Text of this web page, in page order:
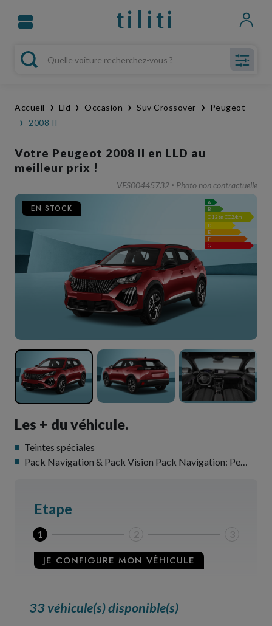
Accueil Lld Occasion Suv Crossover
Peugeot
2008 II
Votre Peugeot 2008 II en LLD au
meilleur prix !
VES00445732 Photo non contractuelle
EN STOCK
A
B
C 126g CO2/km
D
E
F
G
Les + du véhicule.
Teintes spéciales
Pack Navigation & Pack Vision Pack Navigation: Peugeot i Connect Advanced Navigation 3D connectée (cartographie Europe) avec écran tactile 10'' HD Reconnaissance vocale en langage naturel, Peugeot Connect SOS, Visiopark 2: Caméras AV et de recul HD, Rétroviseurs extérieurs avec éclairage d'accueil à LED et témoins de surveillance d'angles morts
Etape
1 2 3
JE CONFIGURE MON VÉHICULE
33 véhicule(s) disponible(s)